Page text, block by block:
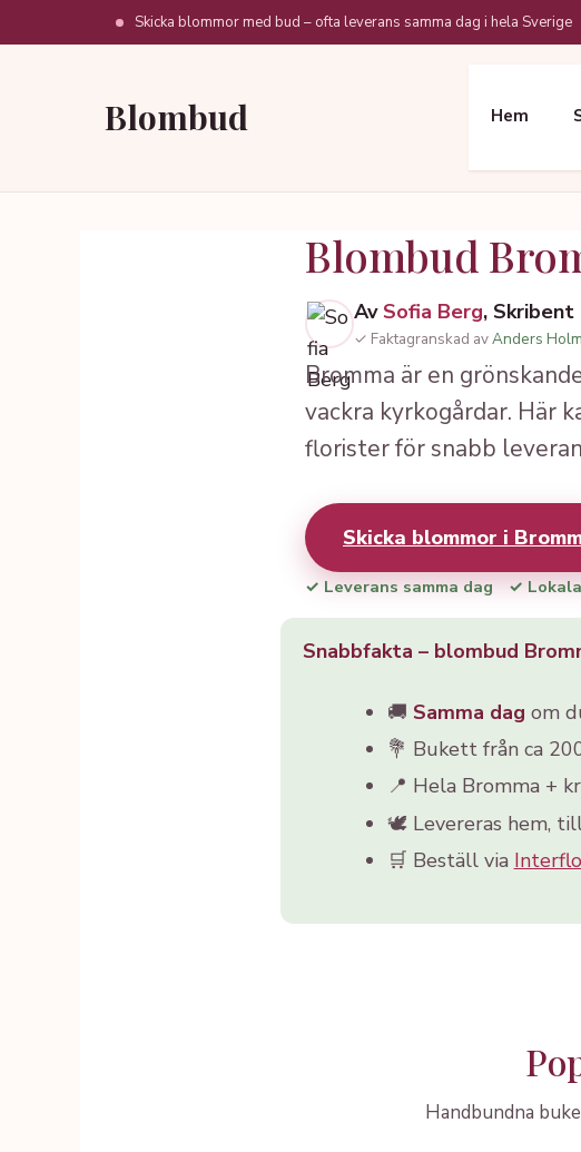
till
Skicka blommor med bud – ofta leverans samma dag i hela Sverige
Blombud Hem
Blombud
Av Sofia Berg, Skribent
✓ Faktagranskad avAnders Holm
Bromma är en
vackra kyrkogårdar. Här
florister för snabb
Skicka blommor i
✓ Leverans samma dag ✓
Snabbfakta – blombud
🚚 Samma dag om
💐 Bukett från ca
📍 Hela Bromma +
🕊️ Levereras hem,
🛒 Beställ via
Handbundna